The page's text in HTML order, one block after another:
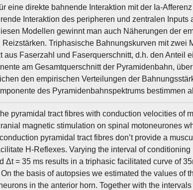
eine direkte bahnende Interaktion mit der Ia-
Interaktion des peripheren und zentralen
Modellen gewinnt man auch Näherungen der
Triphasische Bahnungskurven mit zwei
aus Faserzahl und Faserquerschnitt, d.h. den Anteil
am Gesamtquerschnitt der Pyramidenbahn,
den empirischen Verteilungen der
des Pyramidenbahnspektrums bestimmen
pyramidal tract fibres with conduction velocities of
magnetic stimulation on spinal motoneurones
pyramidal tract fibres don’t provide a
H-Reflexes. Varying the interval of
Δt = 35 ms results in a triphasic facilitated curve of
the basis of autopsies we estimated the values of
in the anterior horn. Together with the